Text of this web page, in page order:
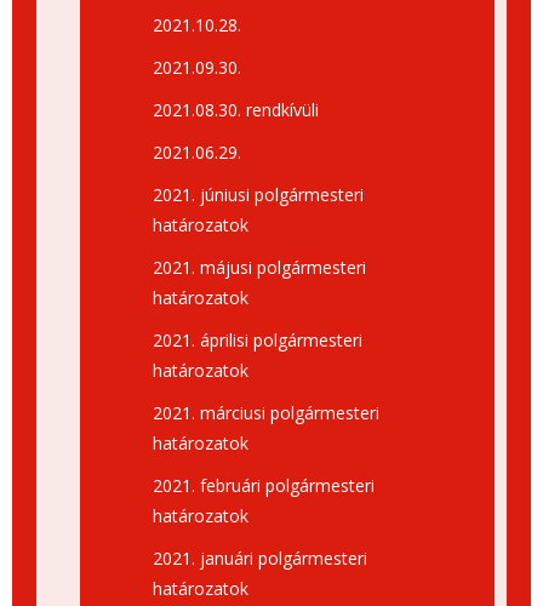
2021.10.28.
2021.09.30.
2021.08.30. rendkívüli
2021.06.29.
2021. júniusi polgármesteri
határozatok
2021. májusi polgármesteri
határozatok
2021. áprilisi polgármesteri
határozatok
2021. márciusi polgármesteri
határozatok
2021. februári polgármesteri
határozatok
2021. januári polgármesteri
határozatok